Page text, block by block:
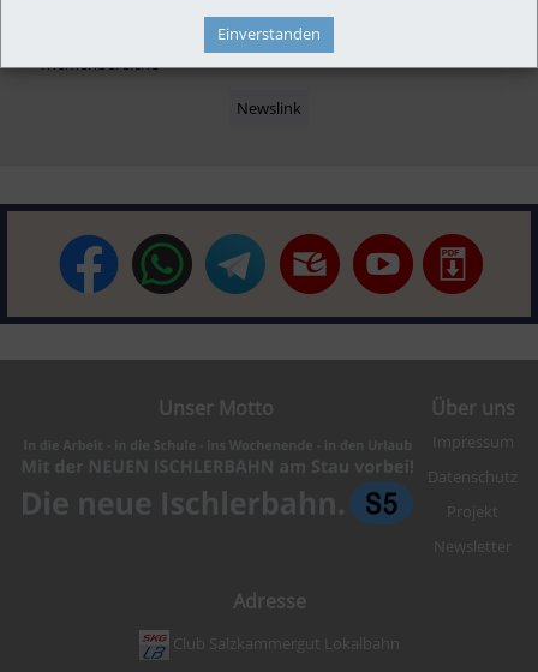
Themenbereiche
Newslink
Unser Motto Über uns
Impressum
Datenschutz
Projekt
Newsletter
Adresse
Club Salzkammergut Lokalbahn
Einverstanden